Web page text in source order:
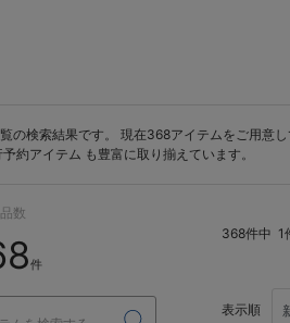
の検索結果です。 現在368アイテムをご用意
予約アイテム も豊富に取り揃えています。
数
件
368件中 1
表示順